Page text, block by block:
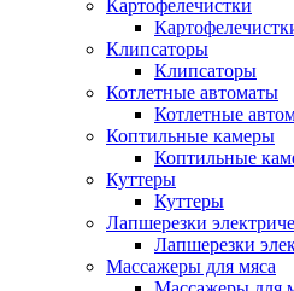
Картофелечистки
Клипсаторы
Клипсаторы
Котлетные автоматы
Котлетные
Коптильные камеры
Коптильные
Куттеры
Куттеры
Лапшерезки
Лапшерезки
Массажеры для мяса